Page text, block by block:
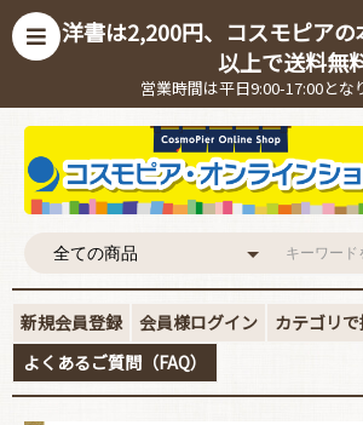
洋書は2,200円、コスモピア
以上で送料無
営業時間は平日9:00-17:00とな
新規会員登録 会員様ログイン
カテゴリ
よくあるご質問（FAQ）